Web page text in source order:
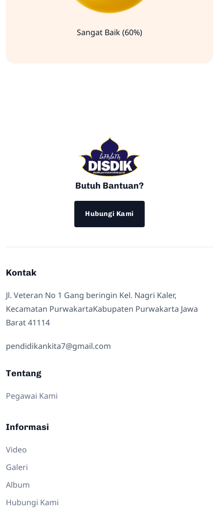
Sangat Baik (60%)
Butuh Bantuan?
Hubungi Kami
Kontak
Jl. Veteran No 1 Gang beringin Kel. Nagri Kaler,
Kecamatan PurwakartaKabupaten Purwakarta Jawa
Barat 41114
pendidikankita7@gmail.com
Tentang
Pegawai Kami
Informasi
Video
Galeri
Album
Hubungi Kami